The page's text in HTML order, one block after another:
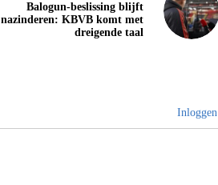
Balogun-beslissing blijft
nazinderen: KBVB komt met
dreigende taal
Inloggen